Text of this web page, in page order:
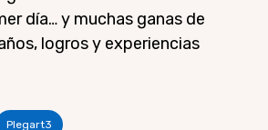
día… y muchas ganas de
logros y experiencias
Plegart3